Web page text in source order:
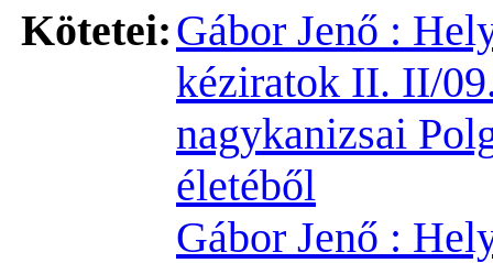
Kötetei:Gábor Jenő :
kéziratok II. II/
nagykanizsai
életéből
Gábor Jenő :